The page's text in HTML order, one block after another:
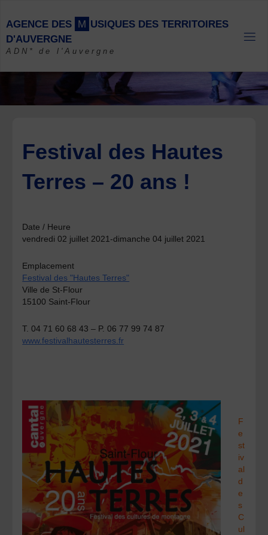
content
AGENCE DES M USIQUES DES TERRITOIRES
D'AUVERGNE
ADN* de l'Auvergne
Festival des Hautes
Terres – 20 ans !
Date / Heure
vendredi 02 juillet 2021-dimanche 04 juillet 2021
Emplacement
Festival des "Hautes Terres"
Ville de St-Flour
15100 Saint-Flour
T. 04 71 60 68 43 – P. 06 77 99 74 87
www.festivalhautesterres.fr
F
e
st
iv
al
d
e
s
C
ul